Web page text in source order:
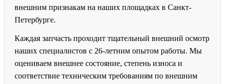
внешним признакам на наших площадках в Санкт-
Петербурге.
Каждая запчасть проходит тщательный внешний осмотр
наших специалистов с 26-летним опытом работы. Мы
оцениваем внешнее состояние, степень износа и
соответствие техническим требованиям по внешним